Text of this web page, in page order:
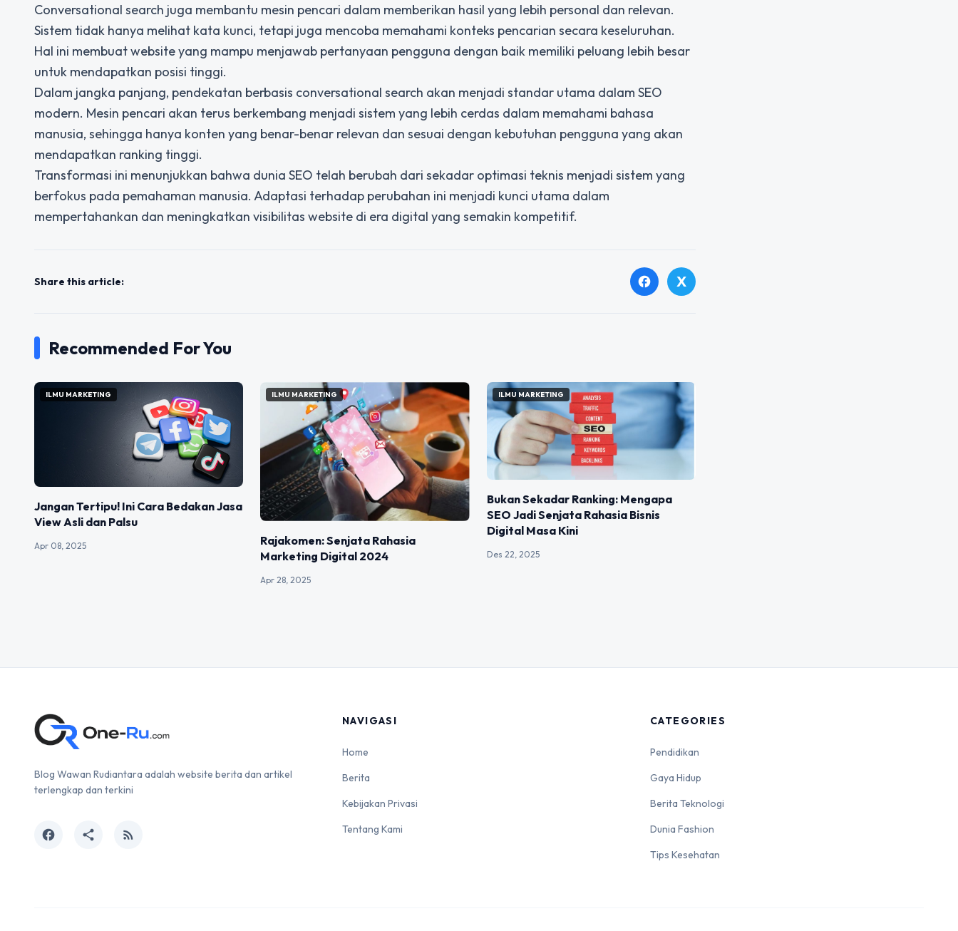
Conversational search juga membantu mesin pencari dalam memberikan hasil yang lebih personal dan relevan.
Sistem tidak hanya melihat kata kunci, tetapi juga mencoba memahami konteks pencarian secara keseluruhan.
Hal ini membuat website yang mampu menjawab pertanyaan pengguna dengan baik memiliki peluang lebih besar
untuk mendapatkan posisi tinggi.
Dalam jangka panjang, pendekatan berbasis conversational search akan menjadi standar utama dalam SEO
modern. Mesin pencari akan terus berkembang menjadi sistem yang lebih cerdas dalam memahami bahasa
manusia, sehingga hanya konten yang benar-benar relevan dan sesuai dengan kebutuhan pengguna yang akan
mendapatkan ranking tinggi.
Transformasi ini menunjukkan bahwa dunia SEO telah berubah dari sekadar optimasi teknis menjadi sistem yang
berfokus pada pemahaman manusia. Adaptasi terhadap perubahan ini menjadi kunci utama dalam
mempertahankan dan meningkatkan visibilitas website di era digital yang semakin kompetitif.
Share this article: facebook X
Recommended For You
ILMU MARKETING
Jangan Tertipu! Ini Cara Bedakan Jasa
View Asli dan Palsu
Apr 08, 2025
ILMU MARKETING
Rajakomen: Senjata Rahasia
Marketing Digital 2024
Apr 28, 2025
ILMU MARKETING
Bukan Sekadar Ranking: Mengapa
SEO Jadi Senjata Rahasia Bisnis
Digital Masa Kini
Des 22, 2025
Blog Wawan Rudiantara adalah website berita dan artikel
terlengkap dan terkini
facebook share rss_feed
NAVIGASI
Home
Berita
Kebijakan Privasi
Tentang Kami
CATEGORIES
Pendidikan
Gaya Hidup
Berita Teknologi
Dunia Fashion
Tips Kesehatan